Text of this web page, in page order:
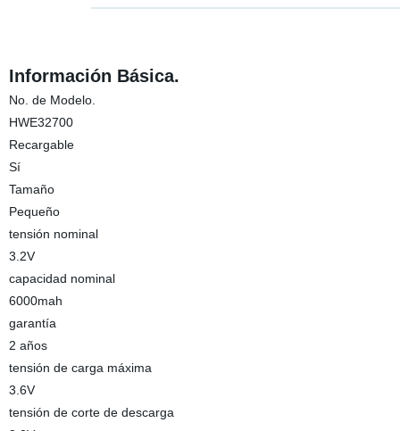
Información Básica.
No. de Modelo.
HWE32700
Recargable
Sí
Tamaño
Pequeño
tensión nominal
3.2V
capacidad nominal
6000mah
garantía
2 años
tensión de carga máxima
3.6V
tensión de corte de descarga